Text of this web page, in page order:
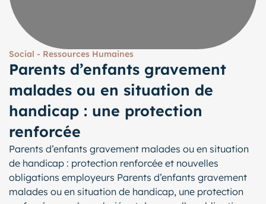
Social - Ressources Humaines
Parents d’enfants gravement
malades ou en situation de
handicap : une protection
renforcée
Parents d’enfants gravement malades ou en situation
de handicap : protection renforcée et nouvelles
obligations employeurs Parents d’enfants gravement
malades ou en situation de handicap, une protection